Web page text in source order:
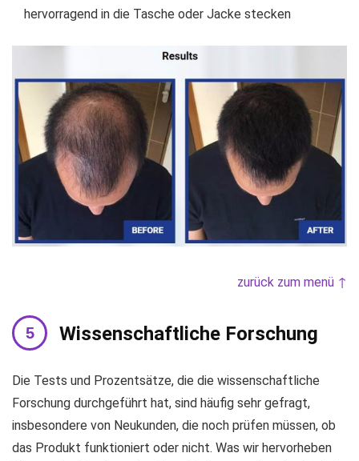
hervorragend in die Tasche oder Jacke stecken
zurück zum menü ↑
Wissenschaftliche Forschung
Die Tests und Prozentsätze, die die wissenschaftliche
Forschung durchgeführt hat, sind häufig sehr gefragt,
insbesondere von Neukunden, die noch prüfen müssen, ob
das Produkt funktioniert oder nicht. Was wir hervorheben